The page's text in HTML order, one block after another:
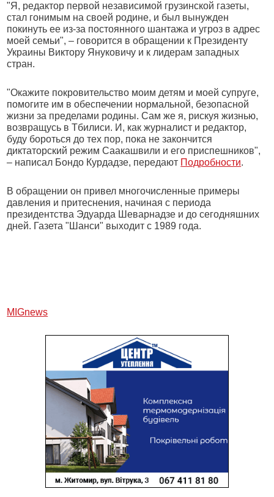
"Я, редактор первой независимой грузинской газеты,
стал гонимым на своей родине, и был вынужден
покинуть ее из-за постоянного шантажа и угроз в адрес
моей семьи", – говорится в обращении к Президенту
Украины Виктору Януковичу и к лидерам западных
стран.
"Окажите покровительство моим детям и моей супруге,
помогите им в обеспечении нормальной, безопасной
жизни за пределами родины. Сам же я, рискуя жизнью,
возвращусь в Тбилиси. И, как журналист и редактор,
буду бороться до тех пор, пока не закончится
диктаторский режим Саакашвили и его приспешников",
– написал Бондо Курдадзе, передают Подробности.
В обращении он привел многочисленные примеры
давления и притеснения, начиная с периода
президентства Эдуарда Шеварнадзе и до сегодняшних
дней. Газета "Шанси" выходит с 1989 года.
МIGnews